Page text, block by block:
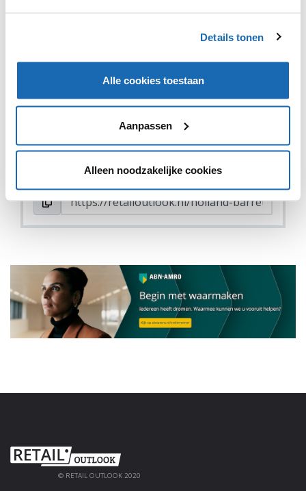
Details tonen
Alle cookies toestaan
Aanpassen
Alleen noodzakelijke cookies
VIND IK LEUK VIND IK LEUK
DEEL DIT IN JOUW NETWERK
© RETAIL OUTLOOK 2020